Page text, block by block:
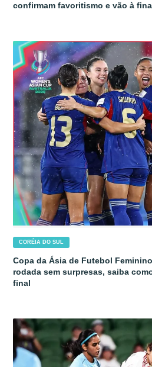
confirmam favoritismo e vão à
CORÉIA DO SUL
Copa da Ásia de Futebol
rodada sem surpresas, saiba
final